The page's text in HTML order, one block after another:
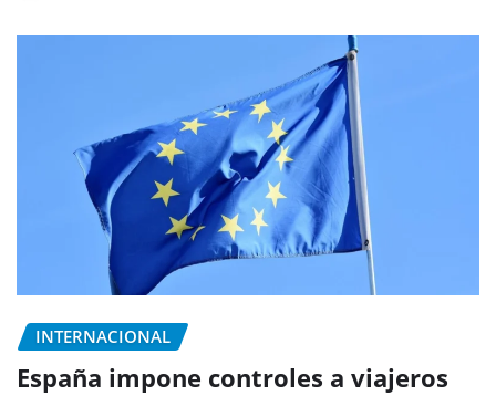
INTERNACIONAL
España impone controles a viajeros